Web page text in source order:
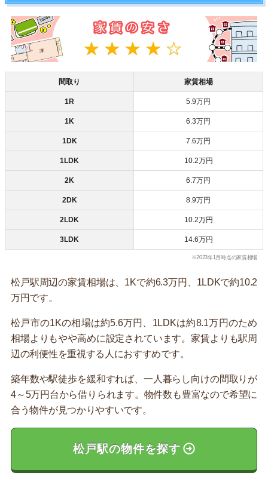
間取り 家賃相場
1R 5.9万円
1K 6.3万円
1DK 7.6万円
1LDK 10.2万円
2K 6.7万円
2DK 8.9万円
2LDK 10.2万円
3LDK 14.6万円
※2023年1月時点の家賃相場
松戸駅周辺の家賃相場は、1Kで約6.3万円、1LDKで約10.2
万円です。
松戸市の1Kの相場は約5.6万円、1LDKは約8.1万円のため
相場よりもやや高めに設定されています。家賃よりも駅周
辺の利便性を重視する人におすすめです。
築年数や駅徒歩を緩和すれば、一人暮らし向けの間取りが
4～5万円台から借りられます。物件数も豊富なので希望に
合う物件が見つかりやすいです。
松戸駅の物件を探す